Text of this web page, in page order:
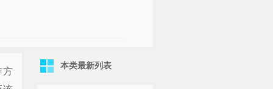
方
本类最新列表